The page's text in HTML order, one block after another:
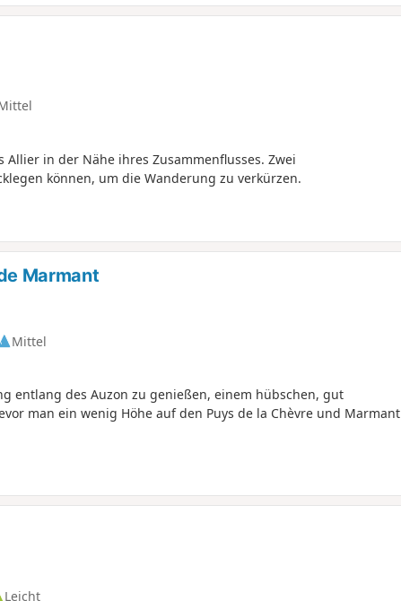
in der Nähe ihres Zusammenflusses. Zwei
können, um die Wanderung zu verkürzen.
Marmant
Mittel
entlang des Auzon zu genießen, einem hübschen, gut
man ein wenig Höhe auf den Puys de la Chèvre und Marmant
Leicht